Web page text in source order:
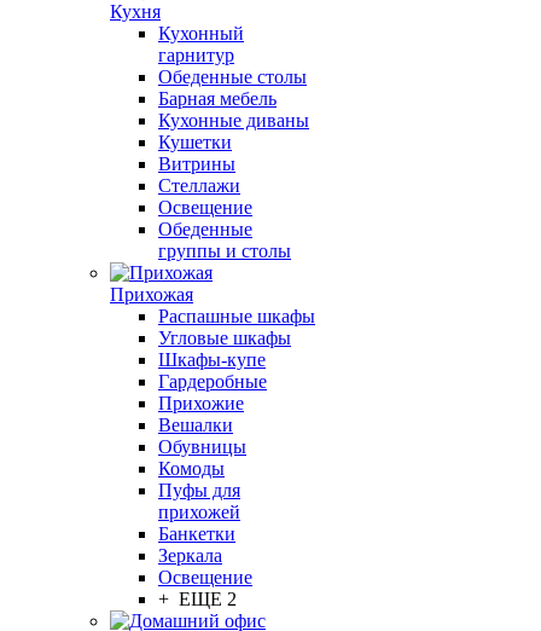
Кухня
Кухонный
гарнитур
Обеденные столы
Барная мебель
Кухонные диваны
Кушетки
Витрины
Стеллажи
Освещение
Обеденные
группы и столы
Прихожая
Распашные шкафы
Угловые шкафы
Шкафы-купе
Гардеробные
Прихожие
Вешалки
Обувницы
Комоды
Пуфы для
прихожей
Банкетки
Зеркала
Освещение
+ ЕЩЕ 2